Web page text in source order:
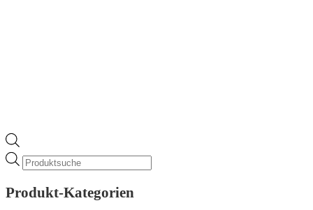
Products
Produkt-Kategorien